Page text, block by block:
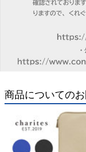
商品についての